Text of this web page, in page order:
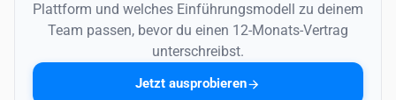
Plattform und welches Einführungsmodell zu deinem
Team passen, bevor du einen 12-Monats-Vertrag
unterschreibst.
Jetzt ausprobieren